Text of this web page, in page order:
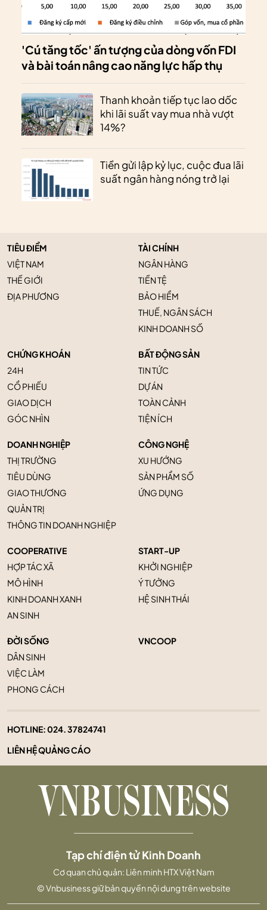
'Cú tăng tốc' ấn tượng của dòng vốn FDI
và bài toán nâng cao năng lực hấp thụ
Thanh khoản tiếp tục lao dốc
khi lãi suất vay mua nhà vượt
14%?
Tiền gửi lập kỷ lục, cuộc đua lãi
suất ngân hàng nóng trở lại
TIÊU ĐIỂM
VIỆT NAM
THẾ GIỚI
ĐỊA PHƯƠNG
TÀI CHÍNH
NGÂN HÀNG
TIỀN TỆ
BẢO HIỂM
THUẾ, NGÂN SÁCH
KINH DOANH SỐ
CHỨNG KHOÁN
24H
CỔ PHIẾU
GIAO DỊCH
GÓC NHÌN
BẤT ĐỘNG SẢN
TIN TỨC
DỰ ÁN
TOÀN CẢNH
TIỆN ÍCH
DOANH NGHIỆP
THỊ TRƯỜNG
TIÊU DÙNG
GIAO THƯƠNG
QUẢN TRỊ
THÔNG TIN DOANH NGHIỆP
CÔNG NGHỆ
XU HƯỚNG
SẢN PHẨM SỐ
ỨNG DỤNG
COOPERATIVE
HỢP TÁC XÃ
MÔ HÌNH
KINH DOANH XANH
AN SINH
START-UP
KHỞI NGHIỆP
Ý TƯỞNG
HỆ SINH THÁI
ĐỜI SỐNG
DÂN SINH
VIỆC LÀM
PHONG CÁCH
VNCOOP
HOTLINE:024. 37824741
LIÊN HỆ QUẢNG CÁO
Tạp chí điện tử Kinh Doanh
Cơ quan chủ quản: Liên minh HTX Việt Nam
© Vnbusiness giữ bản quyền nội dung trên website